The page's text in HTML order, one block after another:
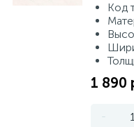
Код
1 890
-